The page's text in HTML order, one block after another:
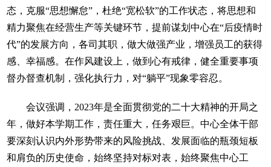
态，克服“思想懈怠”，杜绝“宽松软”的工作状态，将思想和
精力聚焦在经营生产等关键环节，提前谋划中心在“后疫情时
代”的发展方向，各司其职，做大做强产业，增强员工的获得
感、幸福感。在作风建设上，做到心有戒律，健全重要事项
督办督查机制，强化执行力，对“躺平”现象零容忍。
会议强调，2023年是全面贯彻党的二十大精神的开局之
年，做好本学期工作，责任重大，任务艰巨。中心全体干部
要深刻认识内外形势带来的风险挑战、发展面临的瓶颈短板
和肩负的历史使命，始终坚持对标对表，始终聚焦中心工